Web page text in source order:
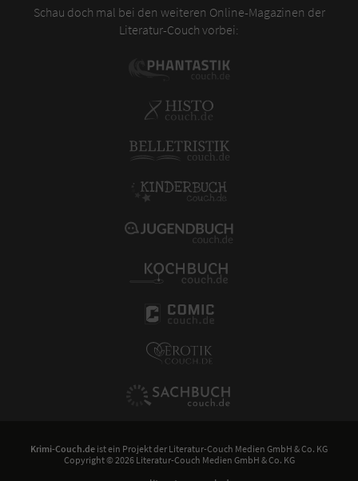
Schau doch mal bei den weiteren Online-Magazinen der
Literatur-Couch vorbei:
Krimi-Couch.de ist ein Projekt der Literatur-Couch Medien GmbH & Co. KG
Copyright © 2026 Literatur-Couch Medien GmbH & Co. KG